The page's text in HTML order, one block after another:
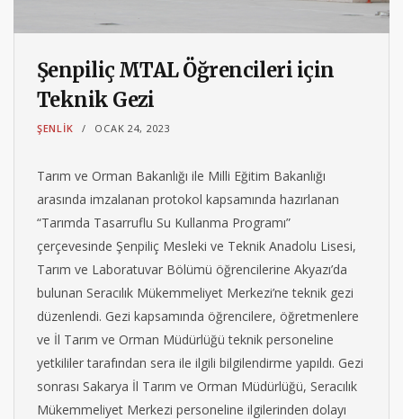
Şenpiliç MTAL Öğrencileri için
Teknik Gezi
ŞENLIK OCAK 24, 2023
Tarım ve Orman Bakanlığı ile Milli Eğitim Bakanlığı
arasında imzalanan protokol kapsamında hazırlanan
“Tarımda Tasarruflu Su Kullanma Programı”
çerçevesinde Şenpiliç Mesleki ve Teknik Anadolu Lisesi,
Tarım ve Laboratuvar Bölümü öğrencilerine Akyazı’da
bulunan Seracılık Mükemmeliyet Merkezi’ne teknik gezi
düzenlendi. Gezi kapsamında öğrencilere, öğretmenlere
ve İl Tarım ve Orman Müdürlüğü teknik personeline
yetkililer tarafından sera ile ilgili bilgilendirme yapıldı. Gezi
sonrası Sakarya İl Tarım ve Orman Müdürlüğü, Seracılık
Mükemmeliyet Merkezi personeline ilgilerinden dolayı